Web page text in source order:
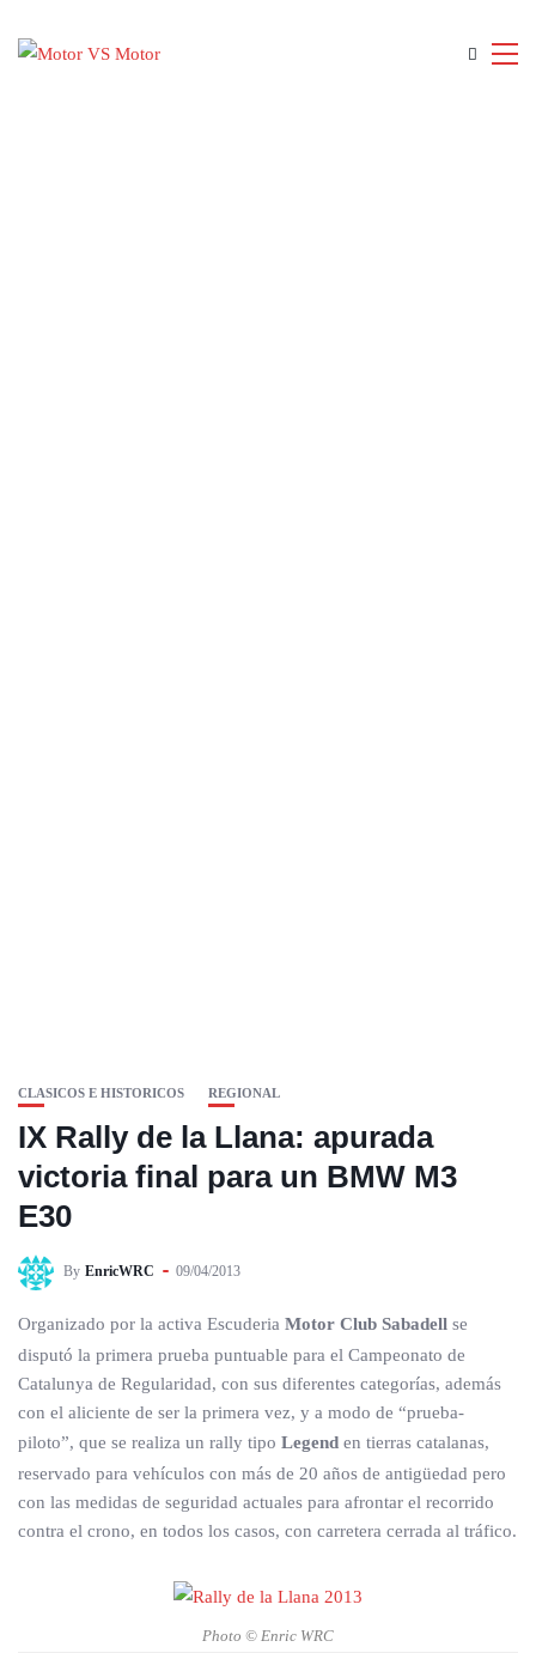
CLASICOS E HISTORICOS REGIONAL
IX Rally de la Llana: apurada
victoria final para un BMW M3
E30
By EnricWRC 09/04/2013
Organizado por la activa Escuderia Motor Club Sabadell se
disputó la primera prueba puntuable para el Campeonato de
Catalunya de Regularidad, con sus diferentes categorías, además
con el aliciente de ser la primera vez, y a modo de “prueba-
piloto”, que se realiza un rally tipo Legend en tierras catalanas,
reservado para vehículos con más de 20 años de antigüedad pero
con las medidas de seguridad actuales para afrontar el recorrido
contra el crono, en todos los casos, con carretera cerrada al tráfico.
Photo © Enric WRC